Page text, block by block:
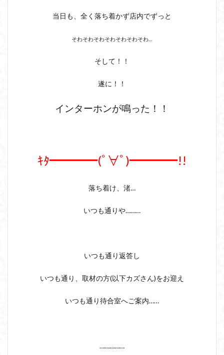
当日も、全く落ち着かず店内でずっと
そわそわそわそわそわそわそわ…
そして！！
遂に！！
インターホンが鳴った！！
ｷﾀ━━━━(ﾟ∀ﾟ)━━━━!!
落ち着け、渚…
いつも通りや………
いつも通り返答し
いつも通り、取材の方(以下カズさん)をお迎え
いつも通り待合室へご案内……
……………